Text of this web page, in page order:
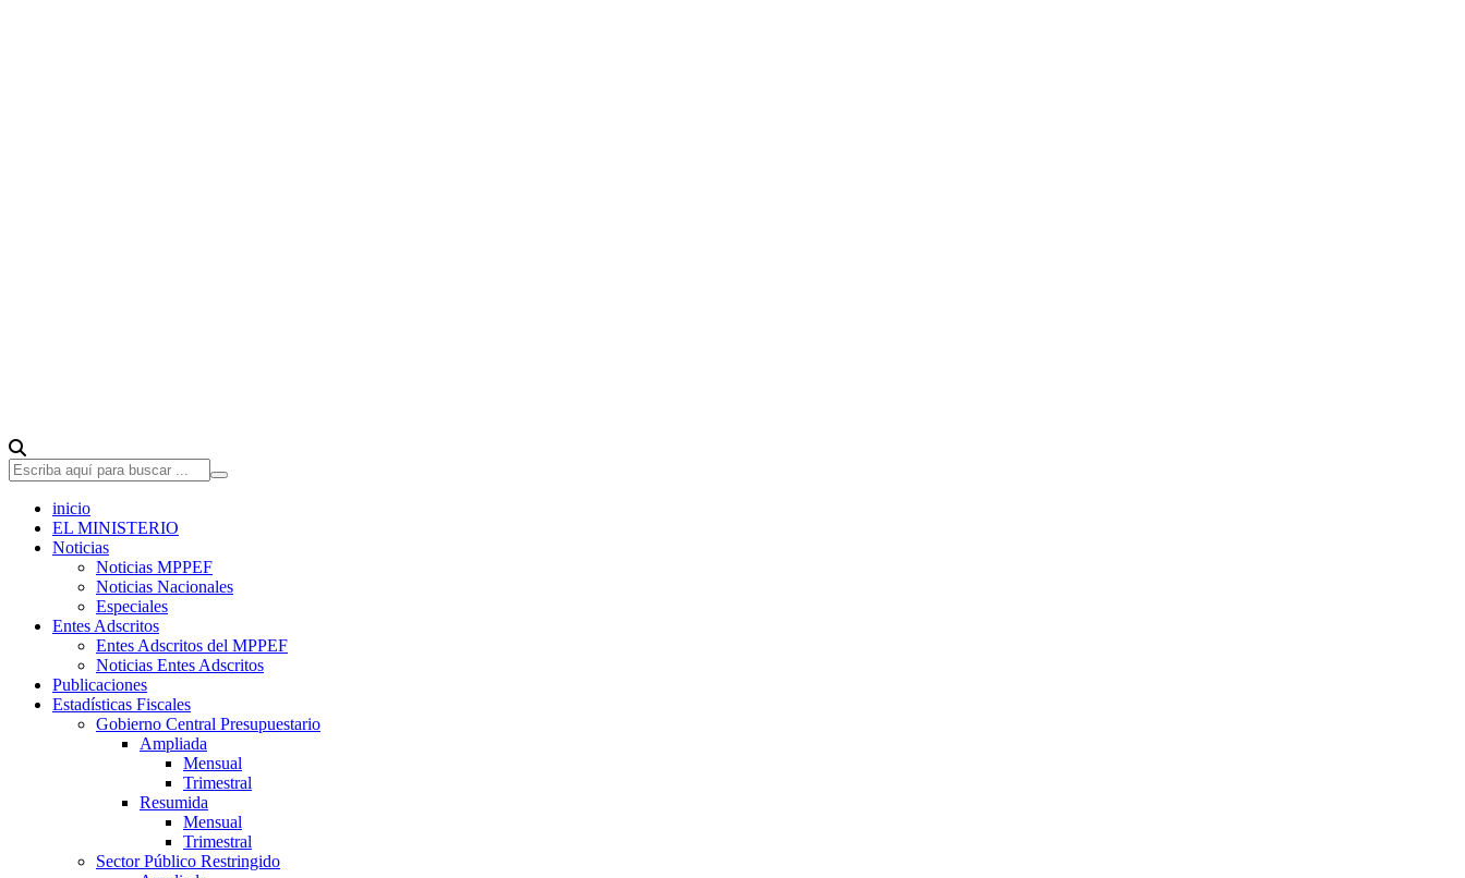
inicio
EL MINISTERIO
Noticias
Noticias MPPEF
Noticias Nacionales
Especiales
Entes Adscritos
Entes Adscritos del MPPEF
Noticias Entes Adscritos
Publicaciones
Estadísticas Fiscales
Gobierno Central Presupuestario
Ampliada
Mensual
Trimestral
Resumida
Mensual
Trimestral
Sector Público Restringido